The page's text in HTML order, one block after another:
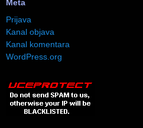
Meta
Prijava
Kanal objava
Kanal komentara
WordPress.org